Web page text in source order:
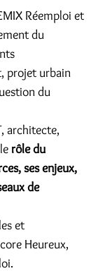
Réemploi et
du
projet urbain
du
architecte,
rôle du
ses enjeux,
de
et
Heureux,